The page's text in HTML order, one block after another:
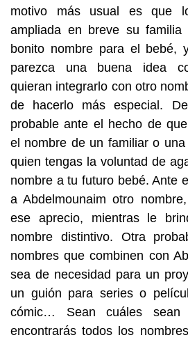
motivo más usual es que
ampliada en breve su familia
bonito nombre para el bebé,
parezca una buena idea
quieran integrarlo con otro
de hacerlo más especial.
probable ante el hecho de
el nombre de un familiar o
quien tengas la voluntad de
nombre a tu futuro bebé. Ante
a Abdelmounaim otro
ese aprecio, mientras le
nombre distintivo. Otra
nombres que combinen con
sea de necesidad para un
un guión para series o
cómic… Sean cuáles sean
encontrarás todos los